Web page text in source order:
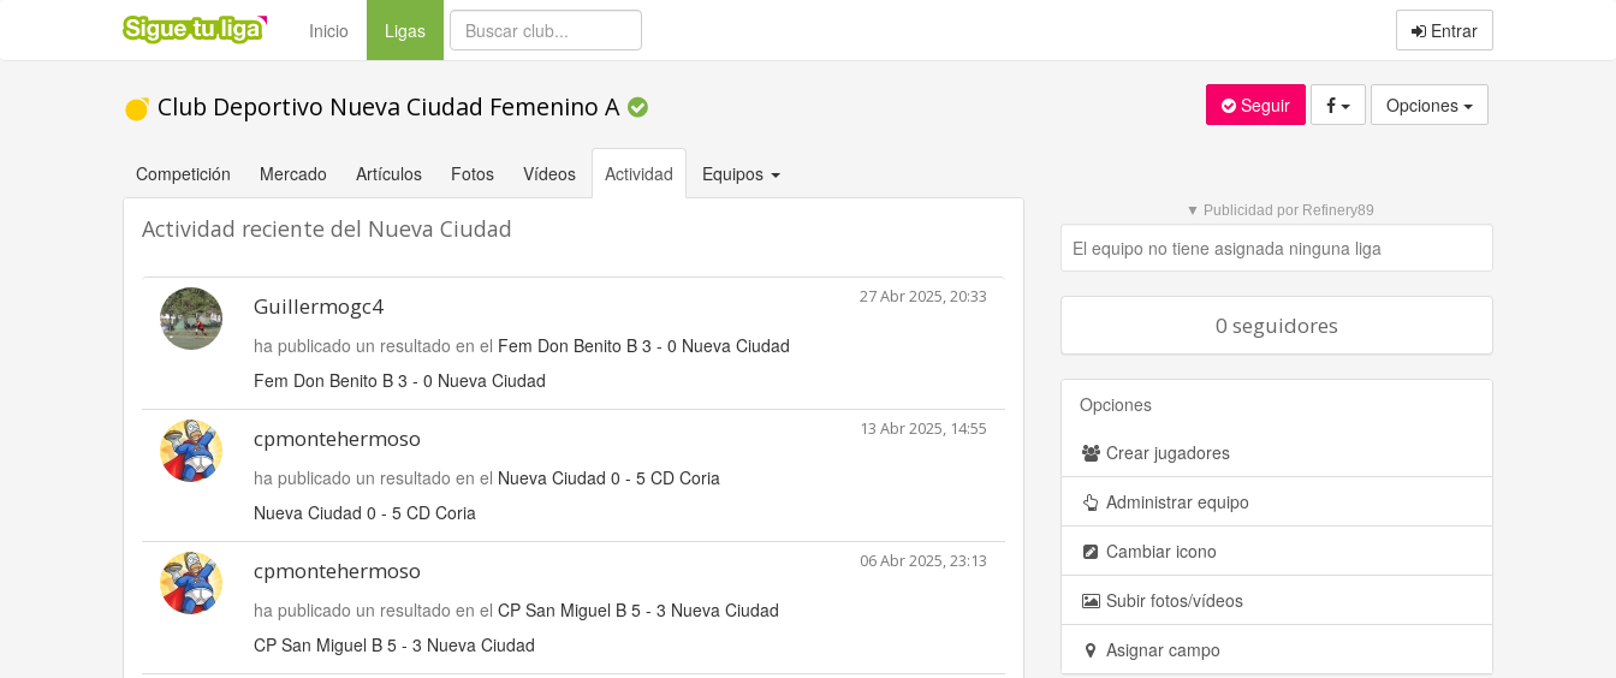
Inicio Ligas(current) Entrar
Club Deportivo Nueva Ciudad Femenino A Seguir Opciones
Competición Mercado Artículos Fotos Vídeos Actividad Equipos
Actividad reciente del Nueva Ciudad
Guillermogc4 27 Abr 2025, 20:33
ha publicado un resultado en el Fem Don Benito B 3 - 0 Nueva Ciudad
Fem Don Benito B 3 - 0 Nueva Ciudad
cpmontehermoso 13 Abr 2025, 14:55
ha publicado un resultado en el Nueva Ciudad 0 - 5 CD Coria
Nueva Ciudad 0 - 5 CD Coria
cpmontehermoso 06 Abr 2025, 23:13
ha publicado un resultado en el CP San Miguel B 5 - 3 Nueva Ciudad
CP San Miguel B 5 - 3 Nueva Ciudad
▼ Publicidad por Refinery89
El equipo no tiene asignada ninguna liga
0 seguidores
Opciones
Crear jugadores
Administrar equipo
Cambiar icono
Subir fotos/vídeos
Asignar campo